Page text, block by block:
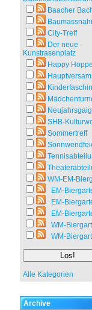
Baacher
City-Treff
Der neue
Kunstrasenplatz
Happy
SHB-
Sommertreff
WM-EM-
EM-
EM-
EM-
WM-
WM-
Alle Kategorien
Archive